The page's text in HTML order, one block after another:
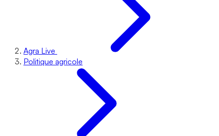
Agra Live
Politique agricole